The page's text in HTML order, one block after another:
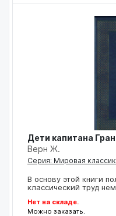
Дети капитана
Верн Ж.
Серия: Мировая
В основу этой книги
классический труд
Нет на складе.
Можно заказать.